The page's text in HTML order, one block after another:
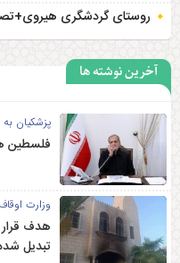
روستای گردشگری
آخرین نوشته ها
پزشکیان به
فلسطین
وزارت
هدف
تبدیل